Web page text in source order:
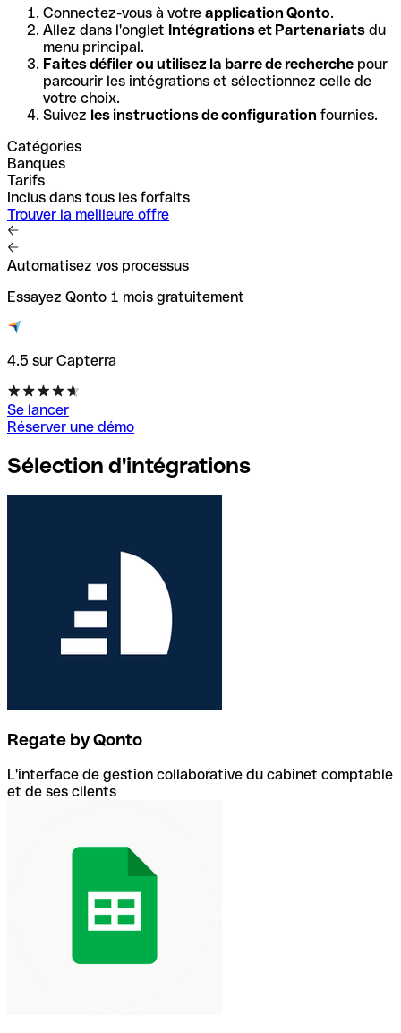
Connectez-vous à votre application Qonto.
Allez dans l'onglet Intégrations et Partenariats du
menu principal.
Faites défiler ou utilisez la barre de recherche pour
parcourir les intégrations et sélectionnez celle de
votre choix.
Suivez les instructions de configuration fournies.
Catégories
Banques
Tarifs
Inclus dans tous les forfaits
Trouver la meilleure offre
Automatisez vos processus
Essayez Qonto 1 mois gratuitement
4.5 sur Capterra
Se lancer
Réserver une démo
Sélection d'intégrations
Regate by Qonto
L'interface de gestion collaborative du cabinet comptable
et de ses clients